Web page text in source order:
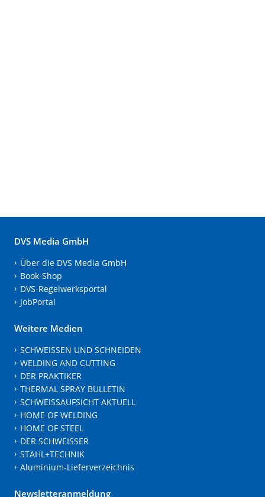
DVS Media GmbH
Über die DVS Media GmbH
Book-Shop
DVS-Regelwerksportal
JobPortal
Weitere Medien
SCHWEISSEN UND SCHNEIDEN
WELDING AND CUTTING
DER PRAKTIKER
THERMAL SPRAY BULLETIN
SCHWEISSAUFSICHT AKTUELL
HOME OF WELDING
HOME OF STEEL
DER SCHWEISSER
STAHL+TECHNIK
Aluminium-Lieferverzeichnis
Newsletteranmeldung